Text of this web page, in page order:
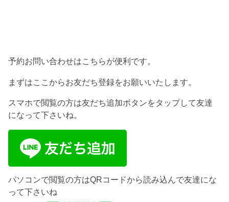
予約お問い合わせはこちらが便利です。
まずはここからお友だち登録をお願いいたします。
スマホで閲覧の方は友だち追加ボタンをタップして友達
になって下さいね。
パソコンで閲覧の方はQRコードから読み込んで友達にな
って下さいね